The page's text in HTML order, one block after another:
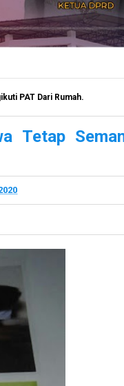
PAT Dari Rumah.
Tetap